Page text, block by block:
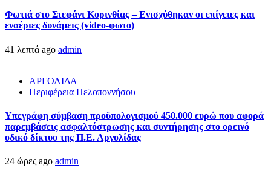
Φωτιά στο Στεφάνι Κορινθίας – Ενισχύθηκαν οι επίγειες και
εναέριες δυνάμεις (video-φωτο)
41 λεπτά ago admin
ΑΡΓΟΛΙΔΑ
Περιφέρεια Πελοποννήσου
Υπεγράφη σύμβαση προϋπολογισμού 450.000 ευρώ που αφορά
παρεμβάσεις ασφαλτόστρωσης και συντήρησης στο ορεινό
οδικό δίκτυο της Π.Ε. Αργολίδας
24 ώρες ago admin